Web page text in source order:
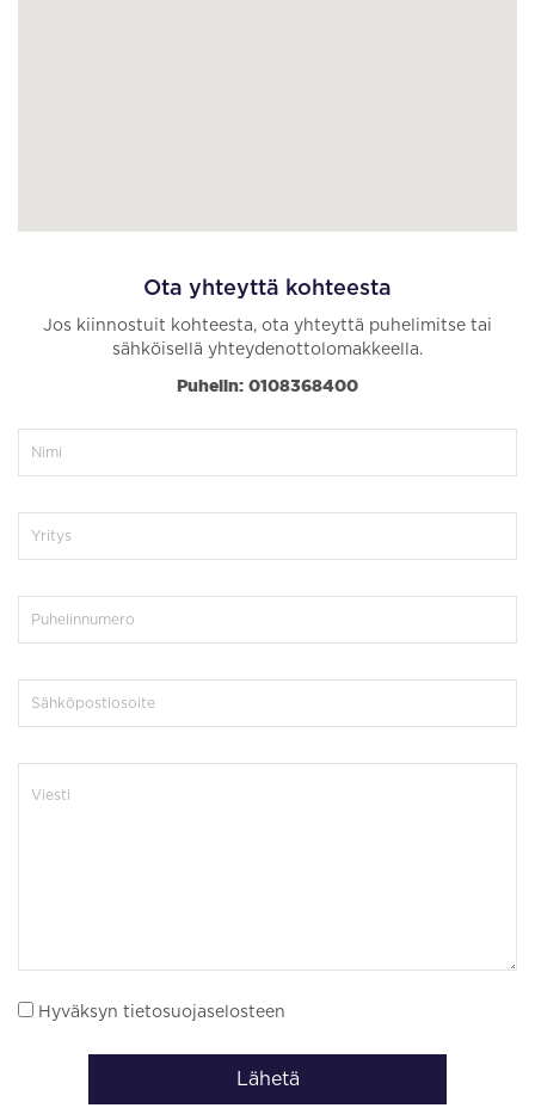
Ota yhteyttä kohteesta
Jos kiinnostuit kohteesta, ota yhteyttä puhelimitse tai
sähköisellä yhteydenottolomakkeella.
Puhelin: 0108368400
Hyväksyn tietosuojaselosteen
Lähetä